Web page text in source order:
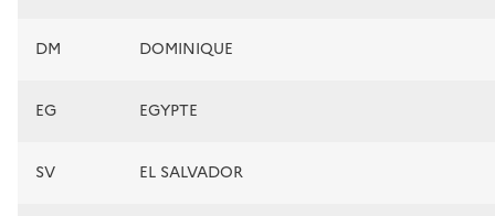
DM DOMINIQUE
EG EGYPTE
SV EL SALVADOR